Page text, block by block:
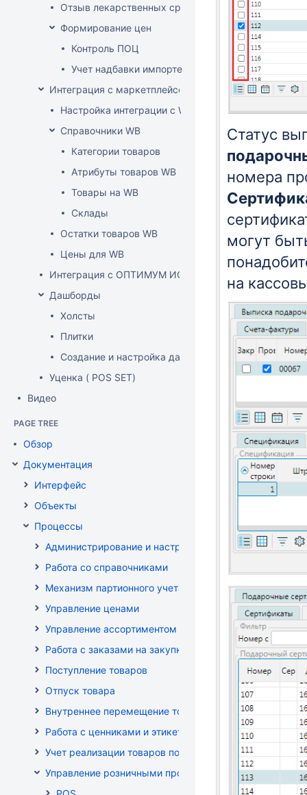
Отзыв лекарственных средств из продажи
Формирование цен
Контроль ПОЦ
Учет надбавки импортера в расценке (по
Интеграция с маркетплейсом Wildberries
Настройка интеграции с WB API
Справочники WB
Категории товаров
Атрибуты товаров WB
Товары на WB
Склады
Остатки товаров WB
Цены для WB
Интеграция с ОПТИМУМ ИСУМТ
Дашборды
Холсты
Плитки
Создание и настройка дашборда
Уценка ( POS SET)
Видео
PAGE TREE
Обзор
Документация
Интерфейс
Объекты
Процессы
Администрирование и настройка
Работа со справочниками
Механизм партионного учета
Управление ценами
Управление ассортиментом магазинов
Работа с заказами на закупку
Поступление товаров
Отпуск товара
Внутреннее перемещение товаров
Работа с ценниками и этикетками
Учет реализации товаров по кассе
Управление розничными продажами
Статус
номера
могут
на